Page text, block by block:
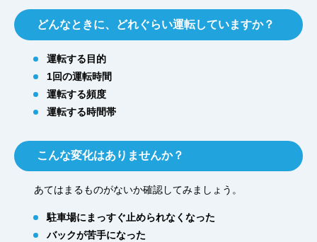
どんなときに、どれぐらい運転していますか？
運転する目的
1回の運転時間
運転する頻度
運転する時間帯
こんな変化はありませんか？
あてはまるものがないか確認してみましょう。
駐車場にまっすぐ止められなくなった
バックが苦手になった